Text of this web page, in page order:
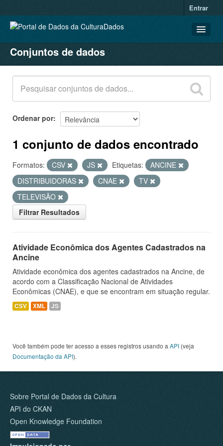
Entrar
CONJUNTOS DE DADOS
ORGANIZAÇÕES
GRUPOS
SOBRE
Conjuntos de dados
Ordenar por
1 conjunto de dados encontrado
Formatos: CSV JS Etiquetas:
ANCINE
DISTRIBUIDORAS
CNAE
TV
TELEVISÃO
Filtrar Resultados
Atividade Econômica dos Agentes Cadastrados na
Ancine
Atividade econômica dos agentes cadastrados na Ancine, de
acordo com a Classificação Nacional de Atividades
Econômicas (CNAE), e que se encontram em situação regular.
CSV XML JS
Você também pode ter acesso a esses registros usando a API (veja
Documentação da API).
Sobre Portal de Dados da Cultura
API do CKAN
Open Knowledge Foundation